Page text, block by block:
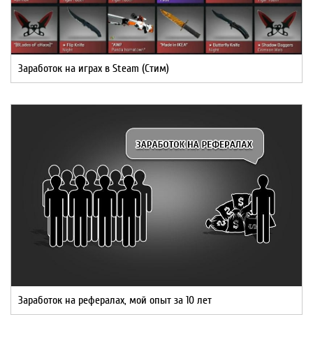
Заработок на играх в Steam (Стим)
Заработок на рефералах, мой опыт за 10 лет